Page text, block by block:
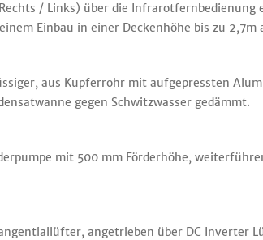
/ Links) über die
Einbau in einer Deckenhöhe bis zu 2,7m
aus Kupferrohr mit aufgepressten
gegen Schwitzwasser gedämmt.
mit 500 mm Förderhöhe,
angetrieben über DC Inverter